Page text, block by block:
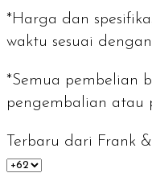
*Harga dan
waktu sesuai
*Semua pembelian
pengembalian atau
Terbaru dari Frank